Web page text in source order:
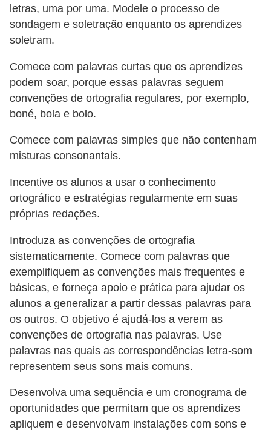
letras, uma por uma. Modele o processo de
sondagem e soletração enquanto os aprendizes
soletram.
Comece com palavras curtas que os aprendizes
podem soar, porque essas palavras seguem
convenções de ortografia regulares, por exemplo,
boné, bola e bolo.
Comece com palavras simples que não contenham
misturas consonantais.
Incentive os alunos a usar o conhecimento
ortográfico e estratégias regularmente em suas
próprias redações.
Introduza as convenções de ortografia
sistematicamente. Comece com palavras que
exemplifiquem as convenções mais frequentes e
básicas, e forneça apoio e prática para ajudar os
alunos a generalizar a partir dessas palavras para
os outros. O objetivo é ajudá-los a verem as
convenções de ortografia nas palavras. Use
palavras nas quais as correspondências letra-som
representem seus sons mais comuns.
Desenvolva uma sequência e um cronograma de
oportunidades que permitam que os aprendizes
apliquem e desenvolvam instalações com sons e